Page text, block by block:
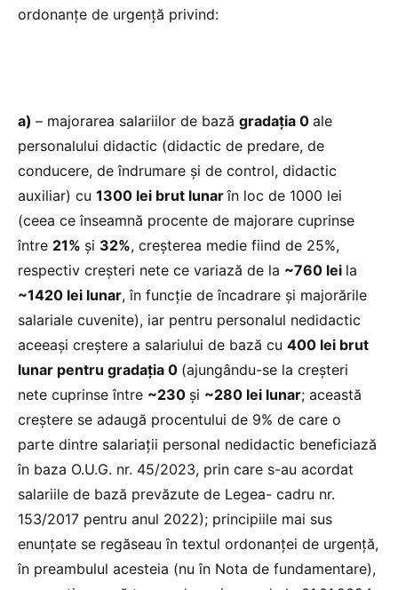
ordonanțe de urgență privind:
a) – majorarea salariilor de bază gradația 0 ale
personalului didactic (didactic de predare, de
conducere, de îndrumare și de control, didactic
auxiliar) cu 1300 lei brut lunarîn loc de 1000 lei
(ceea ce înseamnă procente de majorare cuprinse
între 21% și 32%, creșterea medie fiind de 25%,
respectiv creșteri nete ce variază de la ~760 lei la
~1420 lei lunar, în funcție de încadrare și majorările
salariale cuvenite), iar pentru personalul nedidactic
aceeași creștere a salariului de bază cu 400 lei brut
lunar pentru gradația 0 (ajungându-se la creșteri
nete cuprinse între ~230 și ~280 lei lunar; această
creștere se adaugă procentului de 9% de care o
parte dintre salariații personal nedidactic beneficiază
în baza O.U.G. nr. 45/2023, prin care s-au acordat
salariile de bază prevăzute de Legea- cadru nr.
153/2017 pentru anul 2022); principiile mai sus
enunțate se regăseau în textul ordonanței de urgență,
în preambulul acesteia (nu în Nota de fundamentare),